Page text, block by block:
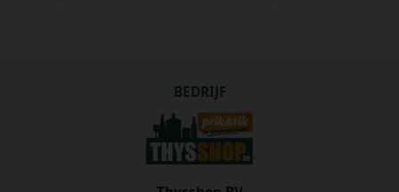
BEDRIJF